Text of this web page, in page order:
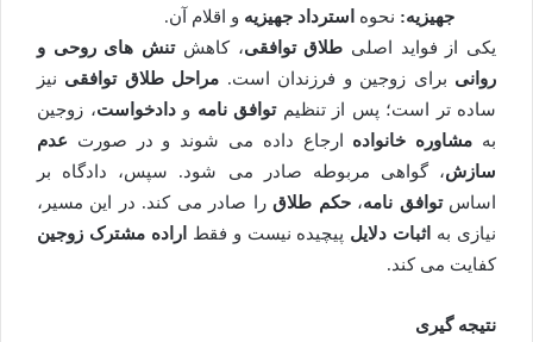
جهیزیه: نحوه استرداد جهیزیه و اقلام آن.
یکی از فواید اصلی طلاق توافقی، کاهشتنش های روحی و
روانی برای زوجین و فرزندان است. مراحل طلاق توافقی نیز
ساده تر است؛ پس از تنظیمتوافق نامه ودادخواست، زوجین
به مشاوره خانواده ارجاع داده می شوند و در صورت عدم
سازش، گواهی مربوطه صادر می شود. سپس، دادگاه بر
اساستوافق نامه،حکم طلاقرا صادر می کند. در این مسیر،
نیازی به اثبات دلایل پیچیده نیست و فقط
اراده مشترک زوجین
کفایت می کند.
نتیجه گیری